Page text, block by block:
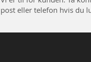
post eller telefon hvis du